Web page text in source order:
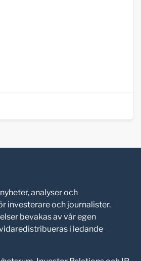
analyser och
investerare och journalister.
bevakas av vår egen
i ledande